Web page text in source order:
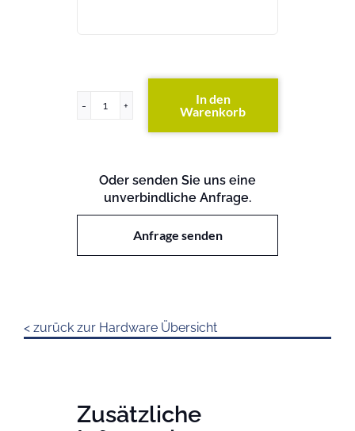
FAS6070
In den
Warenkorb
Oder senden Sie uns eine
unverbindliche Anfrage.
Anfrage senden
< zurück zur Hardware Übersicht
Zusätzliche